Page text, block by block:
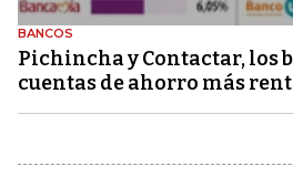
BANCOS
Pichincha y Contactar, los
cuentas de ahorro más